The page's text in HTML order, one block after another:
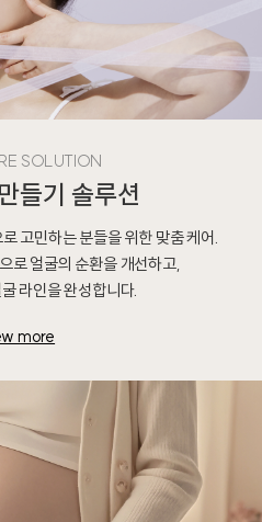
SOLUTION
들기 솔루션
고민하는 분들을 위한 맞춤 케어.
로 얼굴의 순환을 개선하고,
라인을 완성합니다.
more